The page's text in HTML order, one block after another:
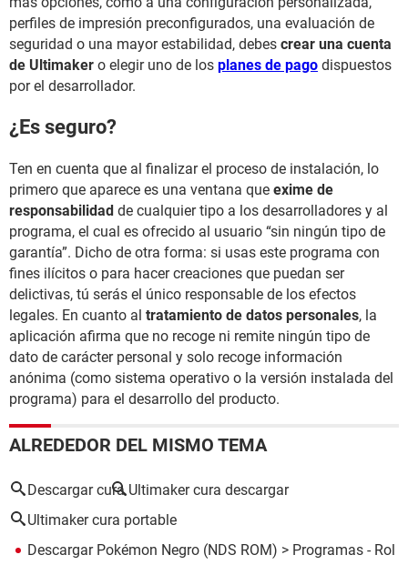
perfiles de impresión preconfigurados, una evaluación de
seguridad o una mayor estabilidad, debes crear una cuenta
de Ultimaker o elegir uno de los planes de pago dispuestos
por el desarrollador.
¿Es seguro?
Ten en cuenta que al finalizar el proceso de instalación, lo
primero que aparece es una ventana que exime de
responsabilidad de cualquier tipo a los desarrolladores y al
programa, el cual es ofrecido al usuario “sin ningún tipo de
garantía”. Dicho de otra forma: si usas este programa con
fines ilícitos o para hacer creaciones que puedan ser
delictivas, tú serás el único responsable de los efectos
legales. En cuanto al tratamiento de datos personales, la
aplicación afirma que no recoge ni remite ningún tipo de
dato de carácter personal y solo recoge información
anónima (como sistema operativo o la versión instalada del
programa) para el desarrollo del producto.
ALREDEDOR DEL MISMO TEMA
Descargar cura Ultimaker cura descargar
Ultimaker cura portable
Descargar Pokémon Negro (NDS ROM) > Programas - Rol